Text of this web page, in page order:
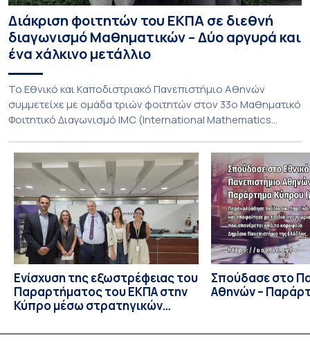
Διάκριση φοιτητών του ΕΚΠΑ σε διεθνή
διαγωνισμό Μαθηματικών – Δύο αργυρά και
ένα χάλκινο μετάλλιο
To Εθνικό και Καποδιστριακό Πανεπιστήμιο Αθηνών
συμμετείχε με ομάδα τριών φοιτητών στον 33ο Μαθηματικό
Φοιτητικό Διαγωνισμό IMC (International Mathematics
Ιουλίου στο Blagoevgrad της Βουλγαρίας. Σε αυτόν
συμμετείχαν 447 φοιτητές εκπροσωπώντας 135
πανεπιστήμια από 46 χώρες. Από την Ελλάδα, συμμετείχαν
επίσης το Εθνικό Μετσόβιο Πολυτεχνείο, το Αριστοτέλειο
Πανεπιστήμιο […]
Ενίσχυση της εξωστρέφειας του
Παραρτήματος του ΕΚΠΑ στην
Κύπρο μέσω στρατηγικών
Σπούδασε στο
Αθηνών –